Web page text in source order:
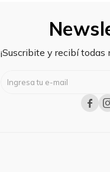
¡Suscribite y recibí todas
